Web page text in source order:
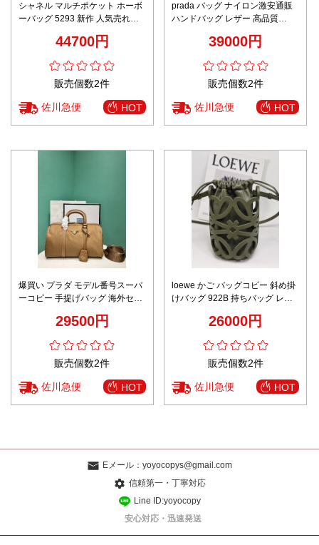
シャネル マルチポケット ホーボ
ーバッグ 5293 新作 人気売れ筋
ブランドコピー44700円
販売個数2件
佐川急便 HOT
prada バッグ ナイロン激安通販
ハンドバッグ レザー 高品質
39000円
販売個数2件
佐川急便 HOT
爆買い プラダ モデル番号スーパ
ーコピー 手提げバッグ 海外セレ
用 旅行 ブラウン29500円
販売個数2件
佐川急便 HOT
loewe かご バッグコピー 斜め掛
けバッグ 922B 持ちバッグ レザ
26000円
販売個数2件
佐川急便 HOT
Eメール： yoyocopys@gmail.com
信頼第一・丁寧対応
Line ID:yoyocopy
安心対応・迅速発送